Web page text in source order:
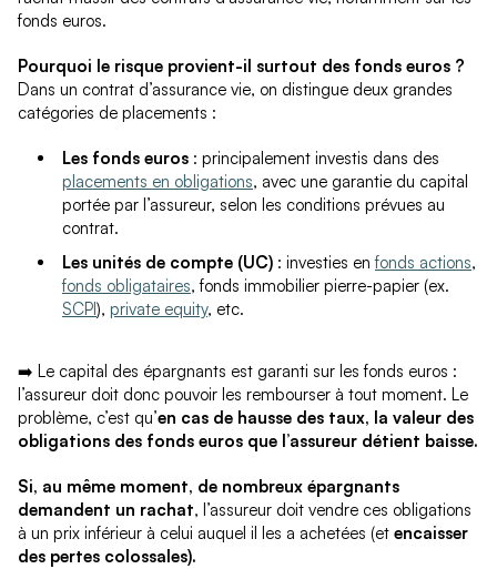
fonds euros.
Pourquoi le risque provient-il surtout des fonds euros ?
Dans un contrat d’assurance vie, on distingue deux grandes
catégories de placements :
Les fonds euros : principalement investis dans des
placements en obligations, avec une garantie du capital
portée par l’assureur, selon les conditions prévues au
contrat.
Les unités de compte (UC) : investies enfonds actions,
fonds obligataires, fonds immobilier pierre-papier (ex.
SCPI), private equity, etc.
➡️ Le capital des épargnants est garanti sur les fonds euros :
l’assureur doit donc pouvoir les rembourser à tout moment. Le
problème, c’est qu’en cas de hausse des taux, la valeur des
obligations des fonds euros que l’assureur détient baisse.
Si, au même moment, de nombreux épargnants
demandent un rachat, l’assureur doit vendre ces obligations
à un prix inférieur à celui auquel il les a achetées (et encaisser
des pertes colossales).